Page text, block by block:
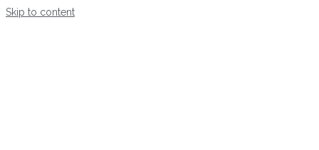
Skip to content